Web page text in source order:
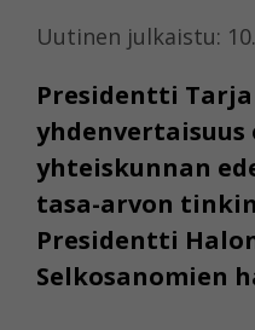
Uutinen julkaistu:
Presidentti
yhteiskunnan
tasa-arvon
Presidentti
Selkosanomien